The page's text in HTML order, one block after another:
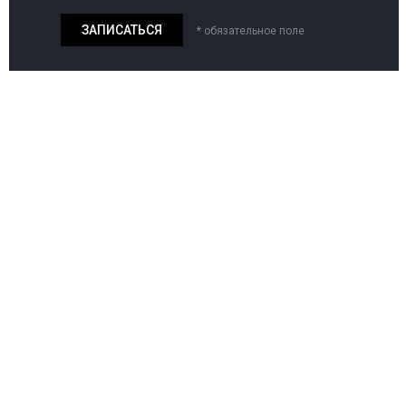
* обязательное поле